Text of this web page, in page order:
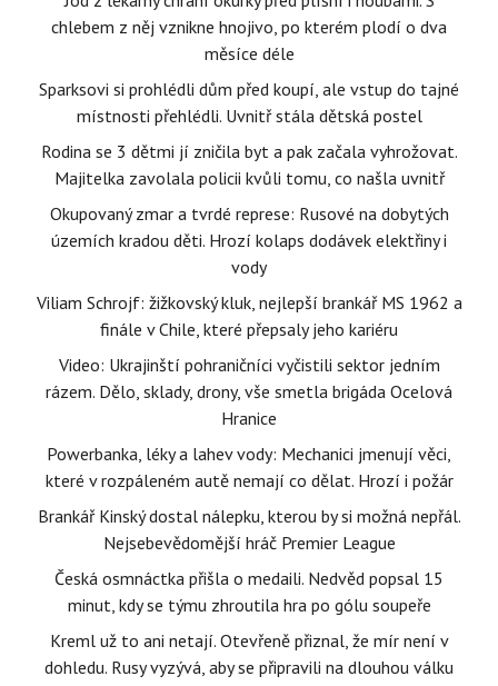
chlebem z něj vznikne hnojivo, po kterém plodí o dva
měsíce déle
Sparksovi si prohlédli dům před koupí, ale vstup do tajné
místnosti přehlédli. Uvnitř stála dětská postel
Rodina se 3 dětmi jí zničila byt a pak začala vyhrožovat.
Majitelka zavolala policii kvůli tomu, co našla uvnitř
Okupovaný zmar a tvrdé represe: Rusové na dobytých
územích kradou děti. Hrozí kolaps dodávek elektřiny i
vody
Viliam Schrojf: žižkovský kluk, nejlepší brankář MS 1962 a
finále v Chile, které přepsaly jeho kariéru
Video: Ukrajinští pohraničníci vyčistili sektor jedním
rázem. Dělo, sklady, drony, vše smetla brigáda Ocelová
Hranice
Powerbanka, léky a lahev vody: Mechanici jmenují věci,
které v rozpáleném autě nemají co dělat. Hrozí i požár
Brankář Kinský dostal nálepku, kterou by si možná nepřál.
Nejsebevědomější hráč Premier League
Česká osmnáctka přišla o medaili. Nedvěd popsal 15
minut, kdy se týmu zhroutila hra po gólu soupeře
Kreml už to ani netají. Otevřeně přiznal, že mír není v
dohledu. Rusy vyzývá, aby se připravili na dlouhou válku